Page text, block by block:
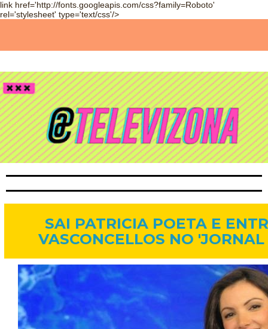
link href='http://fonts.googleapis.com/css?family=Roboto'
rel='stylesheet' type='text/css'/>
SAI PATRICIA POETA E
VASCONCELLOS NO